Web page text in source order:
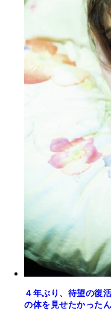
４年ぶり、待望の復
の体を見せたかったん